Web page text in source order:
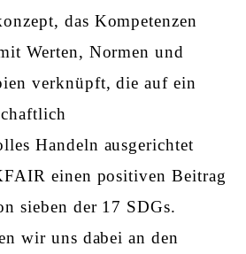
das Kompetenzen
Werten, Normen und
verknüpft, die auf ein
Handeln ausgerichtet
einen positiven Beitrag
sieben der 17 SDGs.
wir uns dabei an den